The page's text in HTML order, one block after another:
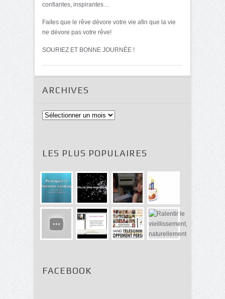
confiantes, inspirantes…
Faites que le rêve dévore votre vie afin que la vie
ne dévore pas votre rêve!
SOURIEZ ET BONNE JOURNÉE !
ARCHIVES
Archives
LES PLUS POPULAIRES
FACEBOOK